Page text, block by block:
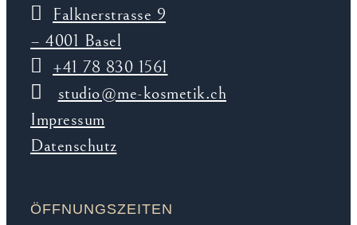
Falknerstrasse 9
– 4001 Basel
+41 78 830 1561
studio@me-kosmetik.ch
Impressum
Datenschutz
ÖFFNUNGSZEITEN